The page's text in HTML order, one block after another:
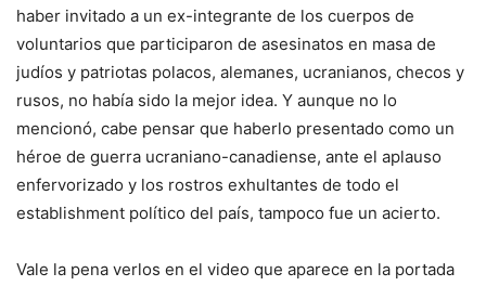
haber invitado a un ex-integrante de los cuerpos de
voluntarios que participaron de asesinatos en masa de
judíos y patriotas polacos, alemanes, ucranianos, checos y
rusos, no había sido la mejor idea. Y aunque no lo
mencionó, cabe pensar que haberlo presentado como un
héroe de guerra ucraniano-canadiense, ante el aplauso
enfervorizado y los rostros exhultantes de todo el
establishment político del país, tampoco fue un acierto.
Vale la pena verlos en el video que aparece en la portada